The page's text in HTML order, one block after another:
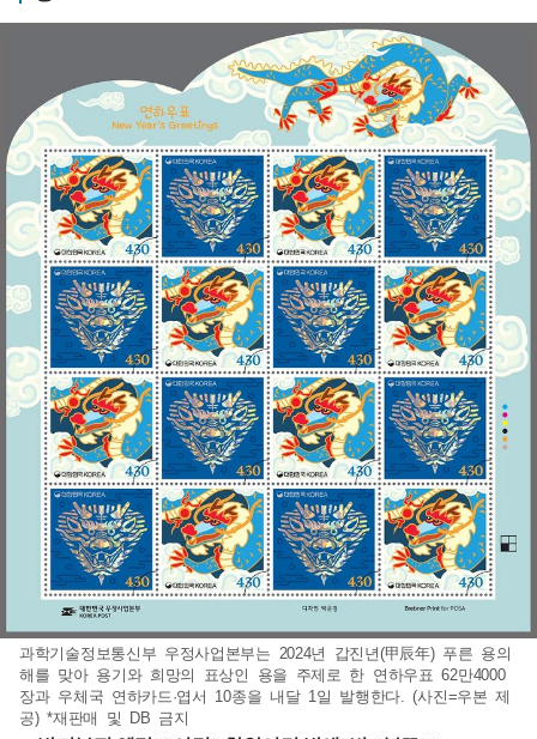
과학기술정보통신부 우정사업본부는 2024년 갑진년(甲辰年) 푸른 용의
해를 맞아 용기와 희망의 표상인 용을 주제로 한 연하우표 62만4000
장과 우체국 연하카드·엽서 10종을 내달 1일 발행한다. (사진=우본 제
공) *재판매 및 DB 금지